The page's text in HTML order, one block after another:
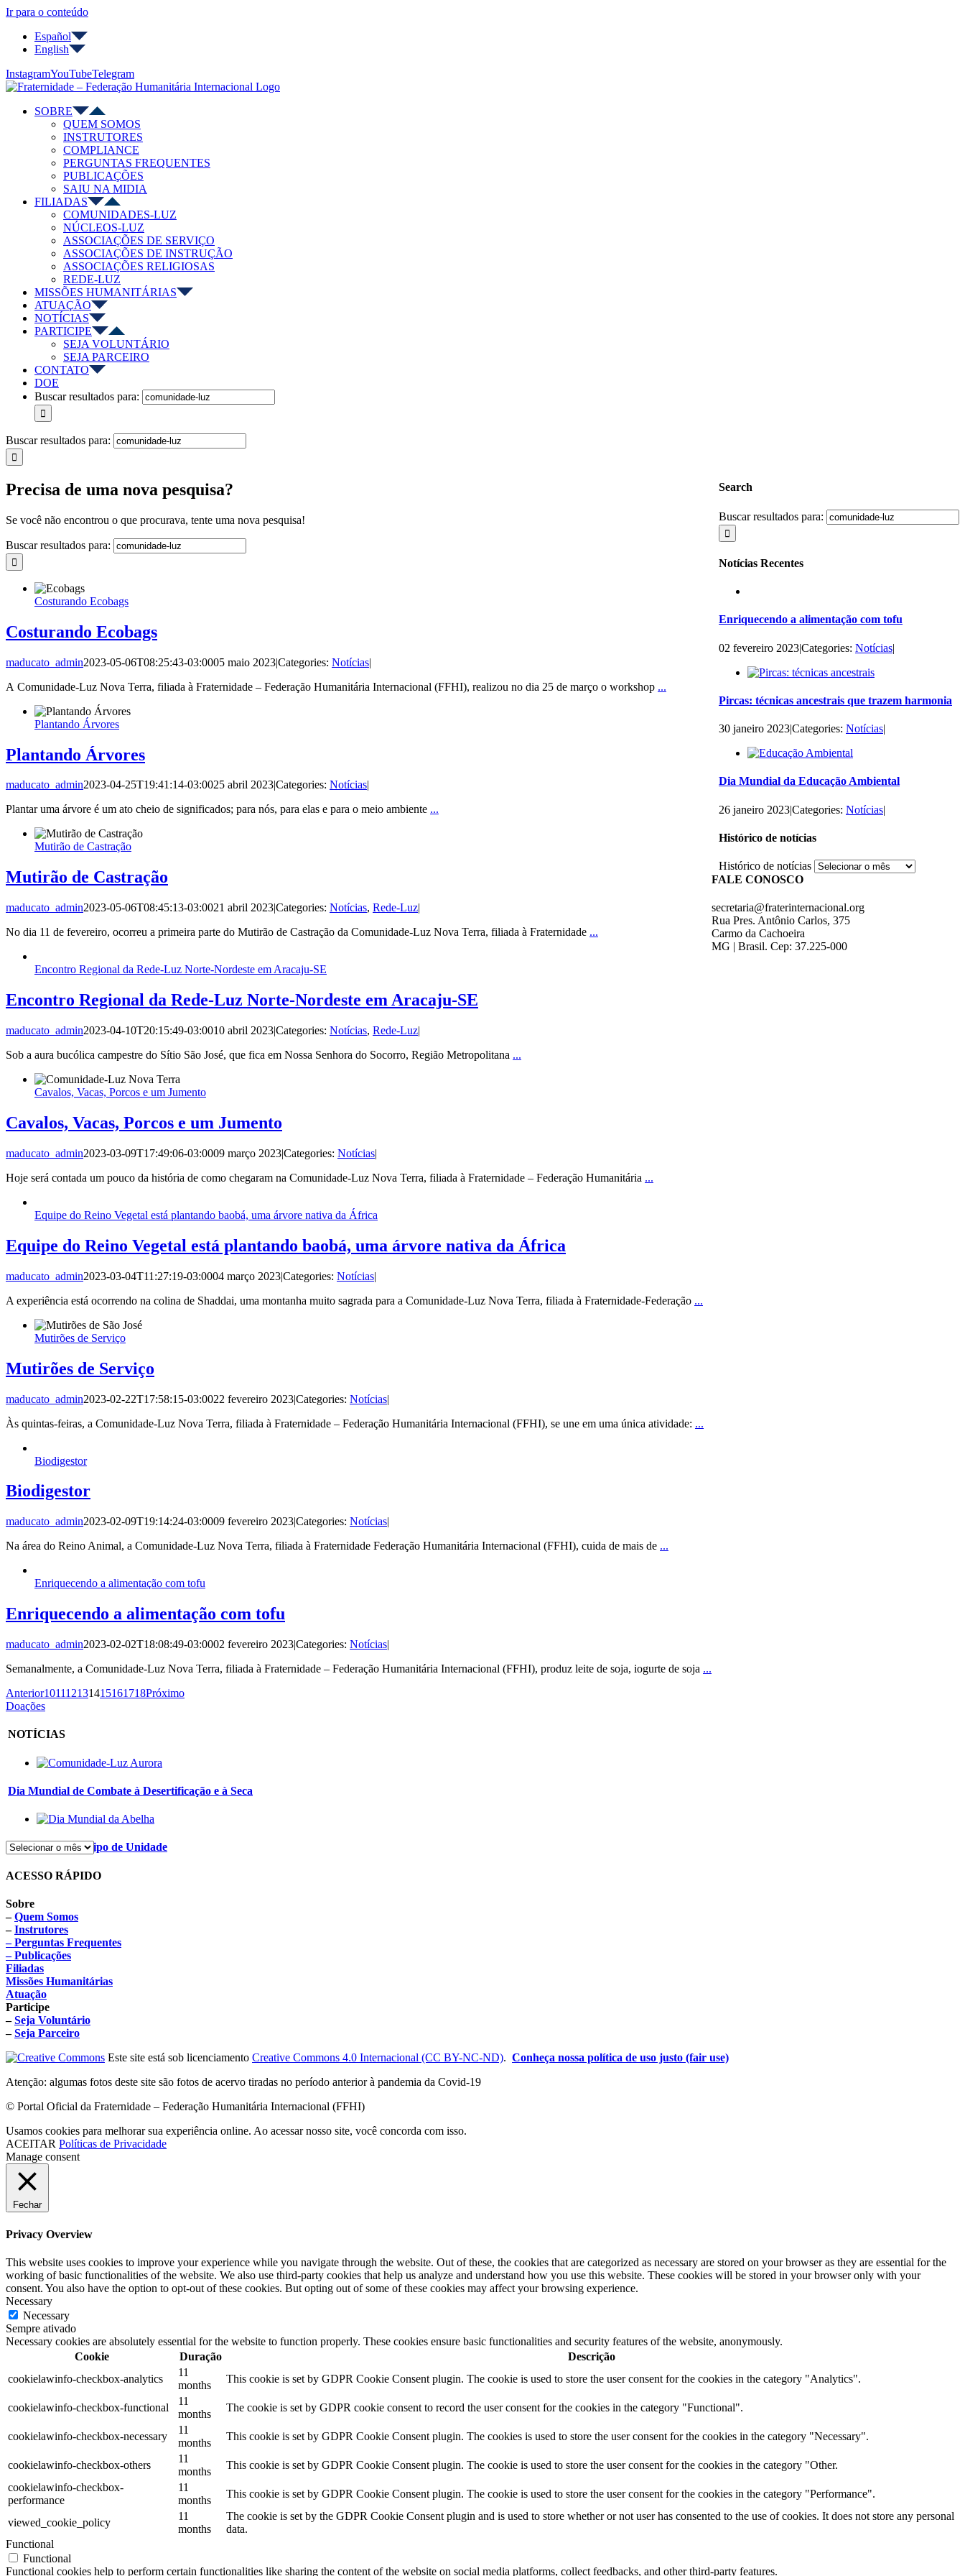
Ir para o conteúdo
Español
English
InstagramYouTubeTelegram
SOBRE
QUEM SOMOS
INSTRUTORES
COMPLIANCE
PERGUNTAS FREQUENTES
PUBLICAÇÕES
SAIU NA MIDIA
FILIADAS
COMUNIDADES-LUZ
NÚCLEOS-LUZ
ASSOCIAÇÕES DE SERVIÇO
ASSOCIAÇÕES DE INSTRUÇÃO
ASSOCIAÇÕES RELIGIOSAS
REDE-LUZ
MISSÕES HUMANITÁRIAS
ATUAÇÃO
NOTÍCIAS
PARTICIPE
SEJA VOLUNTÁRIO
SEJA PARCEIRO
CONTATO
DOE
Buscar resultados para:
Buscar resultados para:
Precisa de uma nova pesquisa?
Se você não encontrou o que procurava, tente uma nova pesquisa!
Buscar resultados para:
Costurando Ecobags
Costurando Ecobags
maducato_admin2023-05-06T08:25:43-03:0005 maio 2023|Categories: Notícias|
A Comunidade-Luz Nova Terra, filiada à Fraternidade – Federação Humanitária Internacional (FFHI), realizou no dia 25 de março o workshop ...
Plantando Árvores
Plantando Árvores
maducato_admin2023-04-25T19:41:14-03:0025 abril 2023|Categories: Notícias|
Plantar uma árvore é um ato cheio de significados; para nós, para elas e para o meio ambiente ...
Mutirão de Castração
Mutirão de Castração
maducato_admin2023-05-06T08:45:13-03:0021 abril 2023|Categories: Notícias, Rede-Luz|
No dia 11 de fevereiro, ocorreu a primeira parte do Mutirão de Castração da Comunidade-Luz Nova Terra, filiada à Fraternidade ...
Encontro Regional da Rede-Luz Norte-Nordeste em Aracaju-SE
Encontro Regional da Rede-Luz Norte-Nordeste em Aracaju-SE
maducato_admin2023-04-10T20:15:49-03:0010 abril 2023|Categories: Notícias, Rede-Luz|
Sob a aura bucólica campestre do Sítio São José, que fica em Nossa Senhora do Socorro, Região Metropolitana ...
Cavalos, Vacas, Porcos e um Jumento
Cavalos, Vacas, Porcos e um Jumento
maducato_admin2023-03-09T17:49:06-03:0009 março 2023|Categories: Notícias|
Hoje será contada um pouco da história de como chegaram na Comunidade-Luz Nova Terra, filiada à Fraternidade – Federação Humanitária ...
Equipe do Reino Vegetal está plantando baobá, uma árvore nativa da África
Equipe do Reino Vegetal está plantando baobá, uma árvore nativa da África
maducato_admin2023-03-04T11:27:19-03:0004 março 2023|Categories: Notícias|
A experiência está ocorrendo na colina de Shaddai, uma montanha muito sagrada para a Comunidade-Luz Nova Terra, filiada à Fraternidade-Federação ...
Mutirões de Serviço
Mutirões de Serviço
maducato_admin2023-02-22T17:58:15-03:0022 fevereiro 2023|Categories: Notícias|
Às quintas-feiras, a Comunidade-Luz Nova Terra, filiada à Fraternidade – Federação Humanitária Internacional (FFHI), se une em uma única atividade: ...
Biodigestor
Biodigestor
maducato_admin2023-02-09T19:14:24-03:0009 fevereiro 2023|Categories: Notícias|
Na área do Reino Animal, a Comunidade-Luz Nova Terra, filiada à Fraternidade Federação Humanitária Internacional (FFHI), cuida de mais de ...
Enriquecendo a alimentação com tofu
Enriquecendo a alimentação com tofu
maducato_admin2023-02-02T18:08:49-03:0002 fevereiro 2023|Categories: Notícias|
Semanalmente, a Comunidade-Luz Nova Terra, filiada à Fraternidade – Federação Humanitária Internacional (FFHI), produz leite de soja, iogurte de soja ...
Anterior101112131415161718Próximo
Search
Buscar resultados para:
Notícias Recentes
Enriquecendo a alimentação com tofu
02 fevereiro 2023|Categories: Notícias|
Pircas: técnicas ancestrais que trazem harmonia
30 janeiro 2023|Categories: Notícias|
Dia Mundial da Educação Ambiental
26 janeiro 2023|Categories: Notícias|
Histórico de notícias
Histórico de notícias
FALE CONOSCO
secretaria@fraterinternacional.org
Rua Pres. Antônio Carlos, 375
Carmo da Cachoeira
MG | Brasil. Cep: 37.225-000
Doações
NOTÍCIAS
Dia Mundial de Combate à Desertificação e à Seca
Abelhas – Arquétipo de Unidade
ACESSO RÁPIDO
Sobre
–Quem Somos
–Instrutores
– Perguntas Frequentes
– Publicações
Filiadas
Missões Humanitárias
Atuação
Participe
–Seja Voluntário
–Seja Parceiro
Este site está sob licenciamento Creative Commons 4.0 Internacional (CC BY-NC-ND). Conheça nossa política de uso justo (fair use)
Atenção: algumas fotos deste site são fotos de acervo tiradas no período anterior à pandemia da Covid-19
© Portal Oficial da Fraternidade – Federação Humanitária Internacional (FFHI)
Usamos cookies para melhorar sua experiência online. Ao acessar nosso site, você concorda com isso.
ACEITAR Políticas de Privacidade
Manage consent
Fechar
Privacy Overview
This website uses cookies to improve your experience while you navigate through the website. Out of these, the cookies that are categorized as necessary are stored on your browser as they are essential for the
working of basic functionalities of the website. We also use third-party cookies that help us analyze and understand how you use this website. These cookies will be stored in your browser only with your
consent. You also have the option to opt-out of these cookies. But opting out of some of these cookies may affect your browsing experience.
Necessary
Necessary
Sempre ativado
Necessary cookies are absolutely essential for the website to function properly. These cookies ensure basic functionalities and security features of the website, anonymously.
Cookie
Duração
Descrição
cookielawinfo-checkbox-analytics
11
months
This cookie is set by GDPR Cookie Consent plugin. The cookie is used to store the user consent for the cookies in the category "Analytics".
cookielawinfo-checkbox-functional
11
months
The cookie is set by GDPR cookie consent to record the user consent for the cookies in the category "Functional".
cookielawinfo-checkbox-necessary
11
months
This cookie is set by GDPR Cookie Consent plugin. The cookies is used to store the user consent for the cookies in the category "Necessary".
cookielawinfo-checkbox-others
11
months
This cookie is set by GDPR Cookie Consent plugin. The cookie is used to store the user consent for the cookies in the category "Other.
cookielawinfo-checkbox-
performance
11
months
This cookie is set by GDPR Cookie Consent plugin. The cookie is used to store the user consent for the cookies in the category "Performance".
viewed_cookie_policy
11
months
The cookie is set by the GDPR Cookie Consent plugin and is used to store whether or not user has consented to the use of cookies. It does not store any personal
data.
Functional
Functional
Functional cookies help to perform certain functionalities like sharing the content of the website on social media platforms, collect feedbacks, and other third-party features.